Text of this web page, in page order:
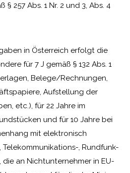
257 Abs. 1 Nr. 2 und 3, Abs. 4
in Österreich erfolgt die
für 7 J gemäß § 132 Abs. 1
Belege/Rechnungen,
Aufstellung der
etc.), für 22 Jahre im
und für 10 Jahre bei
mit elektronisch
, Rundfunk-
die an Nichtunternehmer in EU-